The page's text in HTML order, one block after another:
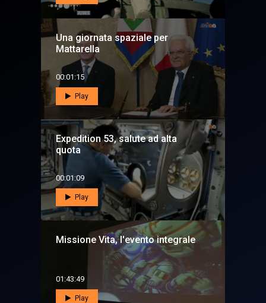
Una giornata spaziale per
Mattarella
00:01:15
Play
Expedition 53, salute ad alta
quota
00:01:09
Play
Missione Vita, l'evento integrale
01:43:49
Play